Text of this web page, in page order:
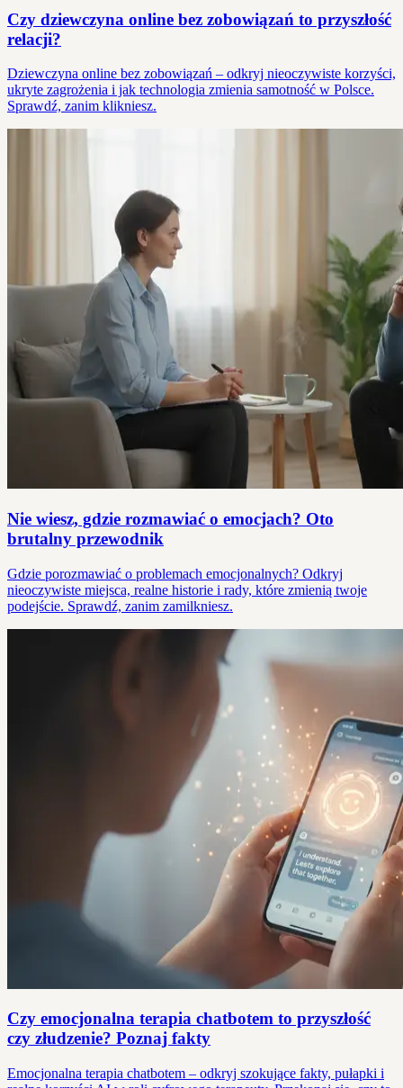
Czy dziewczyna online bez zobowiązań to przyszłość
relacji?
Dziewczyna online bez zobowiązań – odkryj nieoczywiste korzyści,
ukryte zagrożenia i jak technologia zmienia samotność w Polsce.
Sprawdź, zanim klikniesz.
Nie wiesz, gdzie rozmawiać o emocjach? Oto
brutalny przewodnik
Gdzie porozmawiać o problemach emocjonalnych? Odkryj
nieoczywiste miejsca, realne historie i rady, które zmienią twoje
podejście. Sprawdź, zanim zamilkniesz.
Czy emocjonalna terapia chatbotem to przyszłość
czy złudzenie? Poznaj fakty
Emocjonalna terapia chatbotem – odkryj szokujące fakty, pułapki i